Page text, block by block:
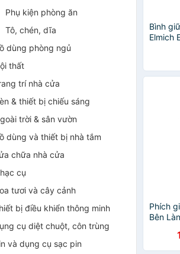
Phụ kiện phòng ăn
Tô, chén, dĩa
dùng phòng ngủ
thất
trí nhà cửa
& thiết bị chiếu sáng
trời & sân vườn
dùng và thiết bị nhà tắm
chữa nhà cửa
cụ
tươi và cây cảnh
bị điều khiển thông minh
cụ diệt chuột, côn trùng
và dụng cụ sạc pin
Bình
Elmich
Phích
Bên